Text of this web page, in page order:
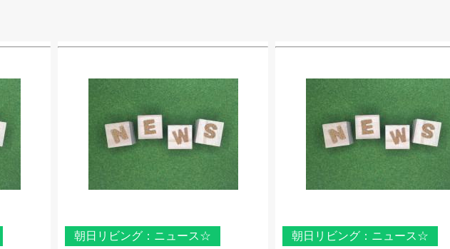
朝日リビング：ニュース☆ 朝日リビング：ニュース☆